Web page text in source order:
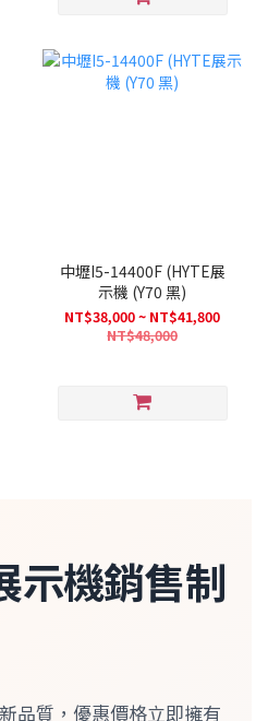
中壢I5-14400F (HYTE展
示機 (Y70 黑)
NT$38,000 ~ NT$41,800
NT$48,000
示機銷售制
品質，優惠價格立即擁有